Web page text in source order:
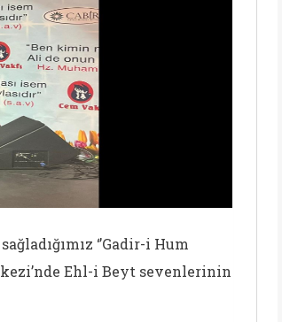
‘’Gadir-i Hum
Ehl-i Beyt sevenlerinin